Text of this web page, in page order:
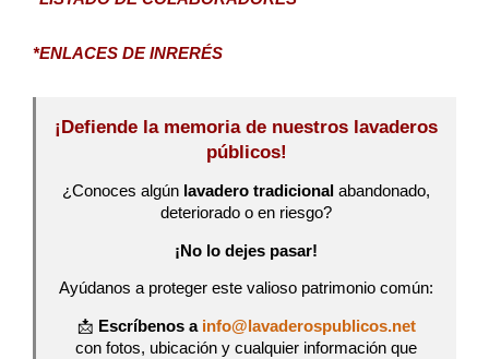
*ENLACES DE INRERÉS
¡Defiende la memoria de nuestros lavaderos
públicos!
¿Conoces algún lavadero tradicional abandonado,
deteriorado o en riesgo?
¡No lo dejes pasar!
Ayúdanos a proteger este valioso patrimonio común:
📩 Escríbenos a info@lavaderospublicos.net
con fotos, ubicación y cualquier información que